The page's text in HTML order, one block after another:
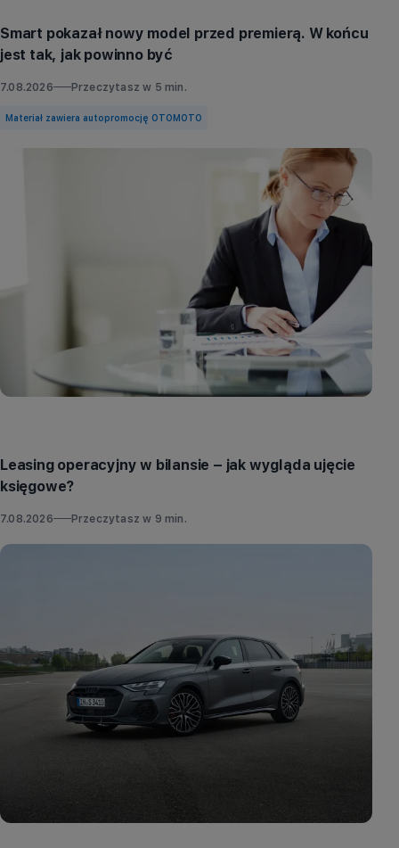
Smart pokazał nowy model przed premierą. W końcu
jest tak, jak powinno być
7.08.2026 Przeczytasz w 5 min.
Materiał zawiera autopromocję OTOMOTO
Leasing operacyjny w bilansie – jak wygląda ujęcie
księgowe?
7.08.2026 Przeczytasz w 9 min.